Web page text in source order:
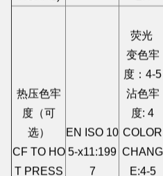
TIONAL)
E:4
热压色牢
度（可
选）
CF TO HO
EN ISO 10
5-x11:199
荧光
变色牢
度：4-5
沾色牢
度: 4
COLOR
CHANG